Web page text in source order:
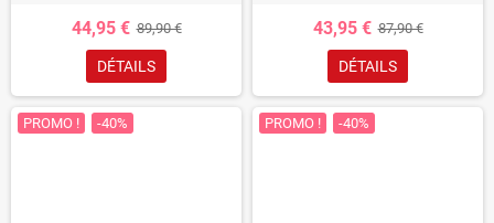
44,95 € 89,90 €
DÉTAILS
43,95 € 87,90 €
DÉTAILS
PROMO ! -40% PROMO ! -40%